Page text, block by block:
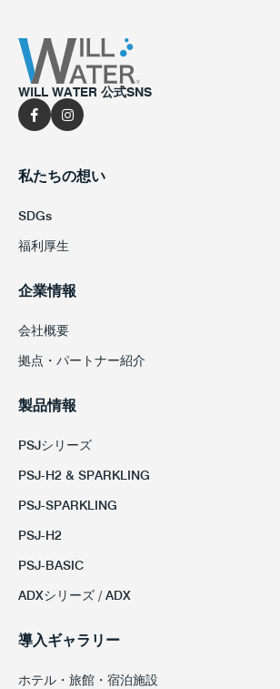
WILL WATER 公式SNS
私たちの想い
SDGs
福利厚生
企業情報
会社概要
拠点・パートナー紹介
製品情報
PSJシリーズ
PSJ-H2 & SPARKLING
PSJ-SPARKLING
PSJ-H2
PSJ-BASIC
ADXシリーズ / ADX
導入ギャラリー
ホテル・旅館・宿泊施設